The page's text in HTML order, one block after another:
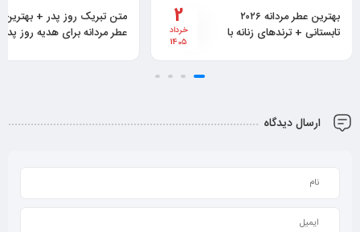
6
دی
1404
متن تبریک روز پدر + بهترین
عطر مردانه برای هدیه روز پدر
التیر پارفومز د مارلی ؛ بررسی
عطری که این روزها ترند شده
ارسال دیدگاه